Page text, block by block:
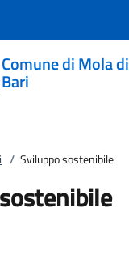
Comune di Mola di
Bari
/ Sviluppo sostenibile